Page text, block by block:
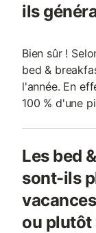
ils
Bien sûr !
bed &
l'année. En
100 % d'une
Les bed
sont-ils
ou plutôt